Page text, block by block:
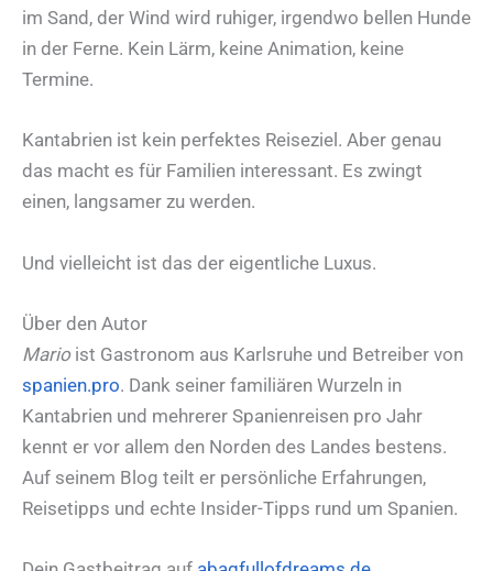
im Sand, der Wind wird ruhiger, irgendwo bellen Hunde
in der Ferne. Kein Lärm, keine Animation, keine
Termine.
Kantabrien ist kein perfektes Reiseziel. Aber genau
das macht es für Familien interessant. Es zwingt
einen, langsamer zu werden.
Und vielleicht ist das der eigentliche Luxus.
Über den Autor
Marioist Gastronom aus Karlsruhe und Betreiber von
spanien.pro. Dank seiner familiären Wurzeln in
Kantabrien und mehrerer Spanienreisen pro Jahr
kennt er vor allem den Norden des Landes bestens.
Auf seinem Blog teilt er persönliche Erfahrungen,
Reisetipps und echte Insider-Tipps rund um Spanien.